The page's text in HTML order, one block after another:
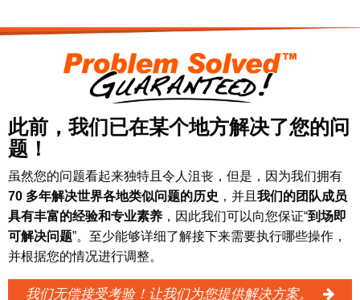
此前，我们已在某个地方解决了您的问
题！
虽然您的问题看起来独特且令人沮丧，但是，因为我们拥有
70 多年解决世界各地类似问题的历史 ，并且 我们的团队成员
具有丰富的经验和专业素养 ，因此我们可以向您保证“到场即
可解决问题”。至少能够详细了解接下来需要执行哪些操作，
并根据您的情况进行调整。
我们无偿接受考验！让我们为您提供解决方案。